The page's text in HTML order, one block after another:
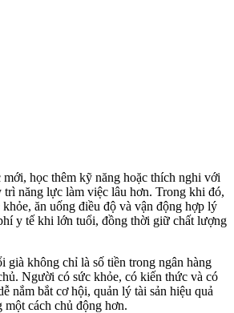
học thêm kỹ năng hoặc thích nghi với
năng lực làm việc lâu hơn. Trong khi đó,
ăn uống điều độ và vận động hợp lý
y tế khi lớn tuổi, đồng thời giữ chất lượng
già không chỉ là số tiền trong ngân hàng
Người có sức khỏe, có kiến thức và có
nắm bắt cơ hội, quản lý tài sản hiệu quả
một cách chủ động hơn.